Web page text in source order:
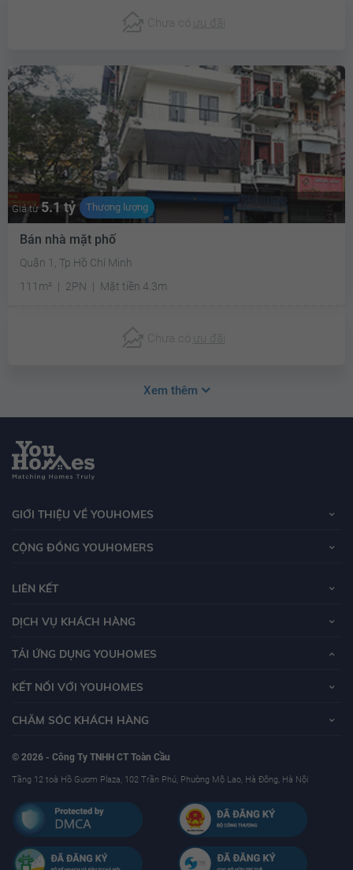
Chưa có ưu đãi
Giá từ 5.1 tỷ Thương lượng
Bán nhà mặt phố
Quận 1, Tp Hồ Chí Minh
111m²
2PN Mặt tiền 4.3m
Chưa có ưu đãi
Xem thêm
GIỚI THIỆU VỀ YOUHOMES
CỘNG ĐỒNG YOUHOMERS
LIÊN KẾT
DỊCH VỤ KHÁCH HÀNG
TẢI ỨNG DỤNG YOUHOMES
KẾT NỐI VỚI YOUHOMES
CHĂM SÓC KHÁCH HÀNG
© 2026 - Công Ty TNHH CT Toàn Cầu
Tầng 12 toà Hồ Gươm Plaza, 102 Trần Phú, Phường Mộ Lao, Hà Đông, Hà Nội